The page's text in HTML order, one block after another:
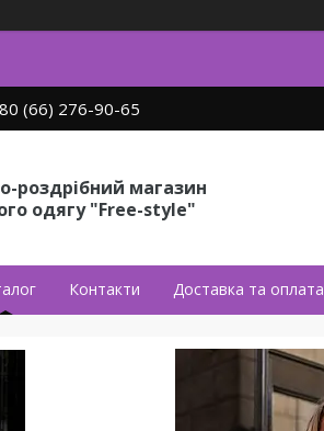
(66) 276-90-65
роздрібний магазин
одягу "Free-style"
Контакти Доставка та оплата